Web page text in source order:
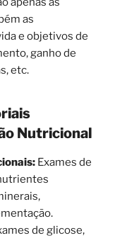
as
e objetivos de
ganho de
etc.
Nutricional
Exames de
de glicose,